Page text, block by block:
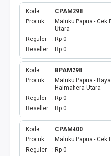
PAJAK
AIR
Kode
CPAM298
Produk
Maluku Papua - Cek
Utara
Reguler
Rp 0
Reseller
Rp 0
Kode
BPAM298
Produk
Maluku Papua -
Halmahera Utara
Reguler
Rp 0
Reseller
Rp 0
Kode
CPAM400
Produk
Maluku Papua - Cek
Reguler
Rp 0